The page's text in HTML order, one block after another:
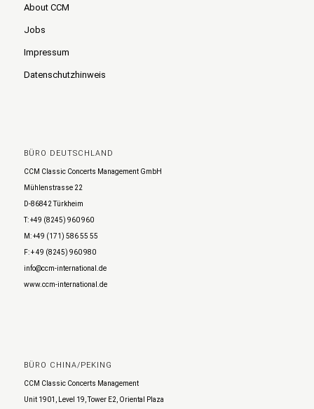
About CCM
Jobs
Impressum
Datenschutzhinweis
BÜRO DEUTSCHLAND
CCM Classic Concerts Management GmbH
Mühlenstrasse 22
D-86842 Türkheim
T: +49 (8245) 960 960
M: +49 (171) 586 55 55
F: + 49 (8245) 960 980
info@ccm-international.de
www.ccm-international.de
BÜRO CHINA/PEKING
CCM Classic Concerts Management
Unit 1901, Level 19, Tower E2, Oriental Plaza